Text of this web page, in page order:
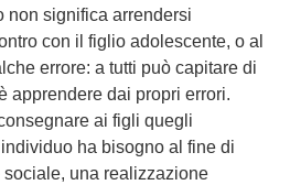
non significa arrendersi
con il figlio adolescente, o al
errore: a tutti può capitare di
apprendere dai propri errori.
ai figli quegli
ha bisogno al fine di
sociale, una realizzazione